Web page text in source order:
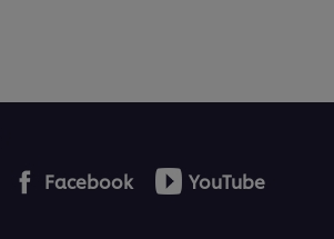
Facebook YouTube